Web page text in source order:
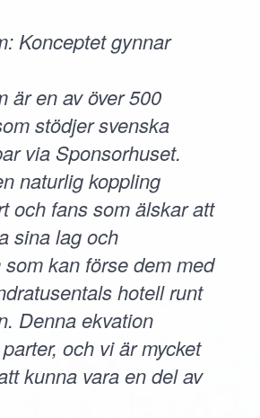
Konceptet gynnar
är en av över 500
stödjer svenska
via Sponsorhuset.
naturlig koppling
och fans som älskar att
sina lag och
kan förse dem med
hotell runt
Denna ekvation
och vi är mycket
kunna vara en del av